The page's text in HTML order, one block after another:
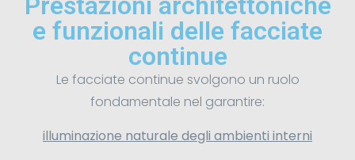
e funzionali delle facciate
continue
Le facciate continue svolgono un ruolo
fondamentale nel garantire:
illuminazione naturale degli ambienti interni